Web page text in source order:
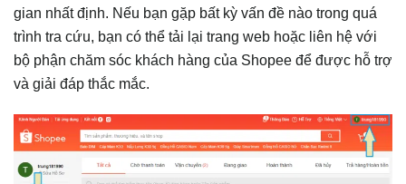
gian nhất định. Nếu bạn gặp bất kỳ vấn đề nào trong quá
trình tra cứu, bạn có thể tải lại trang web hoặc liên hệ với
bộ phận chăm sóc khách hàng của Shopee để được hỗ trợ
và giải đáp thắc mắc.